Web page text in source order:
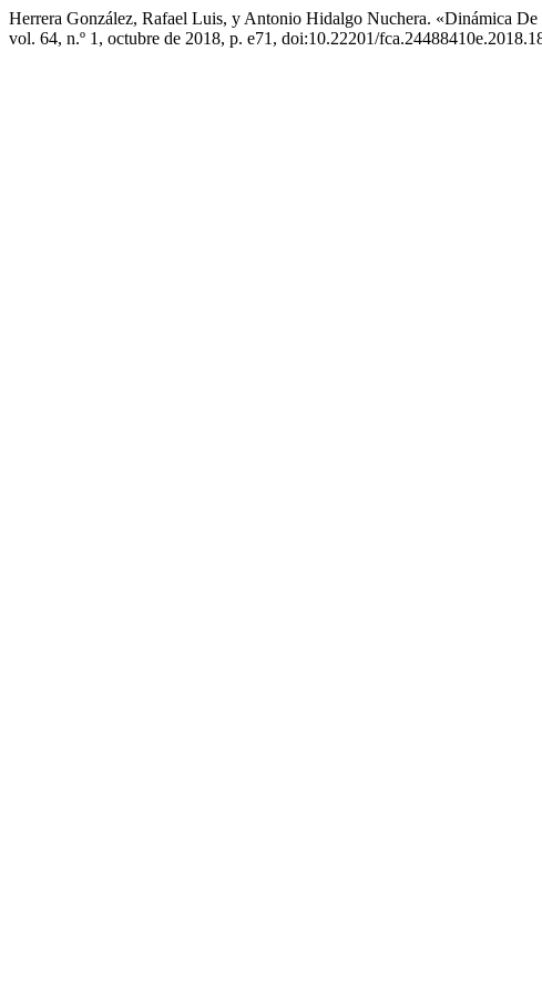
Herrera González, Rafael Luis, y Antonio Hidalgo Nuchera. «Dinámica
vol. 64, n.º 1, octubre de 2018, p. e71, doi:10.22201/